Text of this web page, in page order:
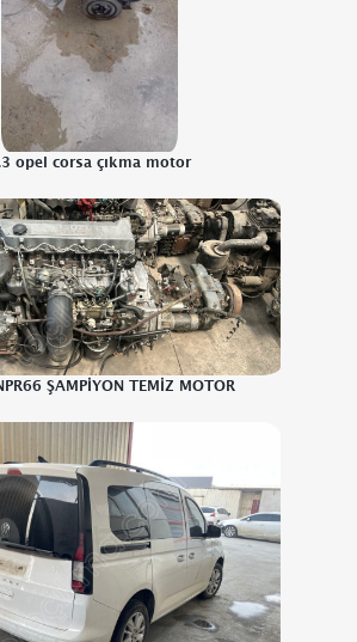
opel corsa çıkma motor
ŞAMPİYON TEMİZ MOTOR